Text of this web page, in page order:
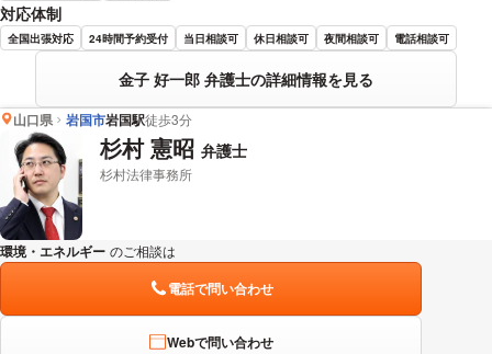
対応体制
全国出張対応 24時間予約受付 当日相談可 休日相談可 夜間相談可 電話相談可
金子 好一郎 弁護士の詳細情報を見る
山口県 岩国市岩国駅徒歩3分
杉村 憲昭 弁護士
杉村法律事務所
環境・エネルギー のご相談は
電話で問い合わせ
Webで問い合わせ